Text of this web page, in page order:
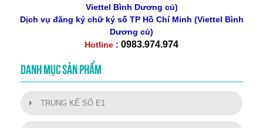
Viettel Bình Dương củ)
Dịch vụ đăng ký chữ ký số TP Hồ Chí Minh (Viettel Bình
Dương củ)
Hotline : 0983.974.974
DANH MỤC SẢN PHẨM
TRUNG KẾ SỐ E1